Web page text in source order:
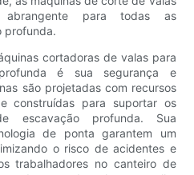
abrangente para todas as
profunda.
cortadoras de valas para
é sua segurança e
são projetadas com recursos
construídas para suportar os
escavação profunda. Sua
de ponta garantem um
o risco de acidentes e
trabalhadores no canteiro de